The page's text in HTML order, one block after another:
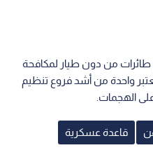
طائرات من دون طيار لمكافحة
واحدة من أشد فروع تنظيم
الهجمات.
قاعدة عسكرية